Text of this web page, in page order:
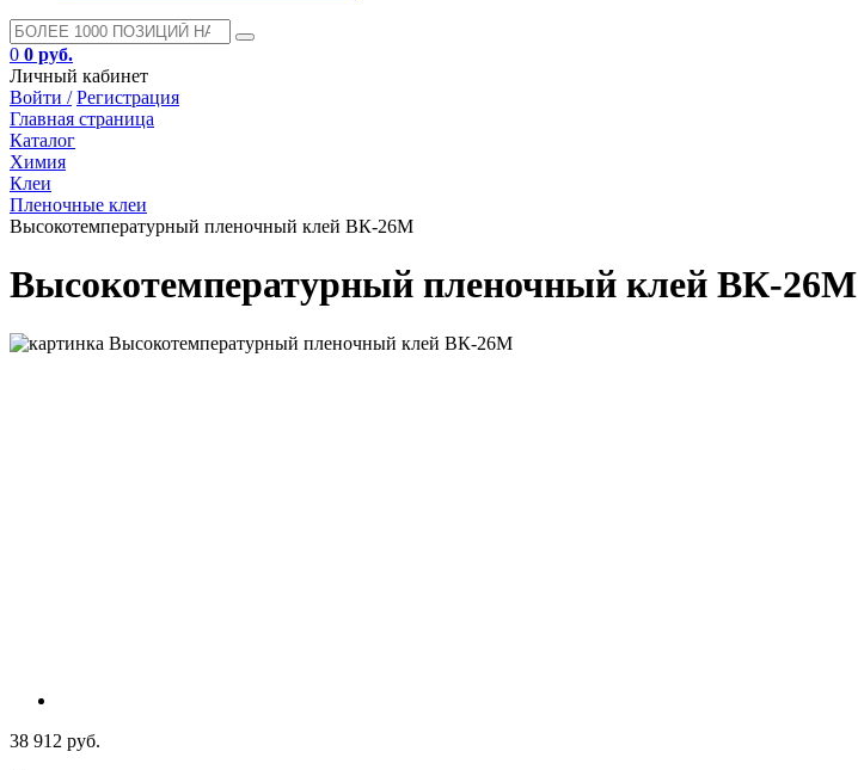
0 0 руб.
Личный кабинет
Войти / Регистрация
Главная страница
Каталог
Химия
Клеи
Пленочные клеи
Высокотемпературный пленочный клей ВК-26М
Высокотемпературный пленочный клей ВК-26М
38 912 руб.